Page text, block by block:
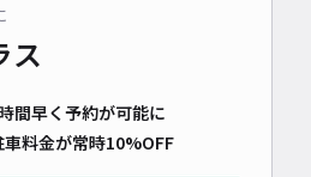
ス
間早く予約が可能に
料金が常時10%OFF